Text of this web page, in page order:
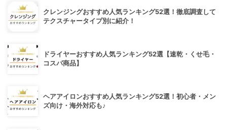
クレンジングおすすめ人気ランキング52選！徹底調査して
テクスチャータイプ別に紹介！
ドライヤーおすすめ人気ランキング52選【速乾・くせ毛・
コスパ商品】
ヘアアイロンおすすめ人気ランキング52選！初心者・メン
ズ向け・海外対応も♪